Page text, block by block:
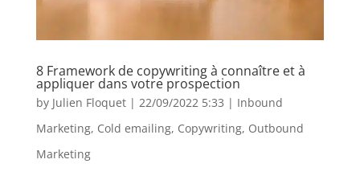
8 Framework de copywriting à connaître et à
appliquer dans votre prospection
by Julien Floquet| 22/09/2022 5:33 | Inbound
Marketing, Cold emailing, Copywriting, Outbound
Marketing